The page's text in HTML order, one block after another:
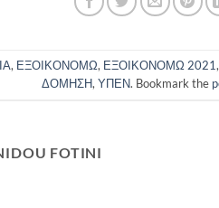
, ΕΞΟΙΚΟΝΟΜΩ, ΕΞΟΙΚΟΝΟΜΩ 2021,
ΔΟΜΗΣΗ,ΥΠΕΝ. Bookmark the
FOTINI